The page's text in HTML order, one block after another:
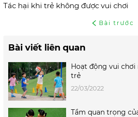
Tác hại khi trẻ không được vui chơi
Bài trước
Bài viết liên quan
Hoạt động vui
trẻ
22/03/2022
Tầm quan trọng